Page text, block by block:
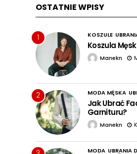
OSTATNIE WPISY
1 KOSZULE
Koszula
Manekn
2 MODA MĘSKA
Jak Ubrać
Garnituru?
Manekn
MODA UBRANIA